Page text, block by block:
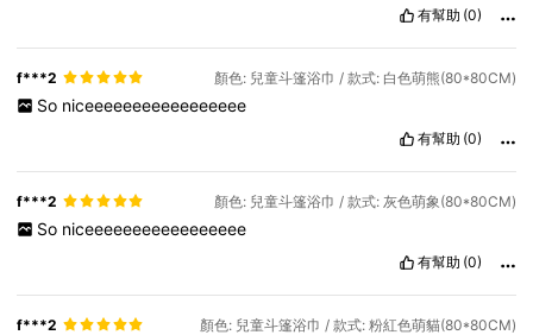
有幫助 (0)
f***2 顏色: 兒童斗篷浴巾 / 款式: 白色萌熊(80*80CM)
So niceeeeeeeeeeeeeeeee
有幫助 (0)
f***2 顏色: 兒童斗篷浴巾 / 款式: 灰色萌象(80*80CM)
So niceeeeeeeeeeeeeeeee
有幫助 (0)
f***2 顏色: 兒童斗篷浴巾 / 款式: 粉紅色萌貓(80*80CM)